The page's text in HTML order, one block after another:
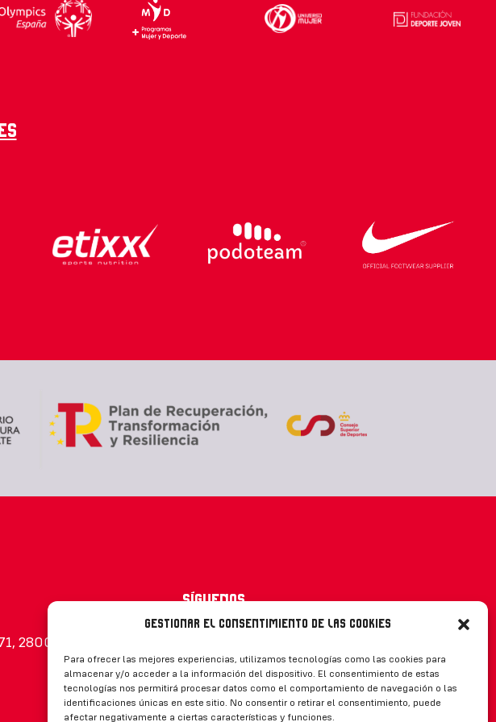
Gestionar el consentimiento de las cookies
Para ofrecer las mejores experiencias, utilizamos tecnologías como las cookies para
almacenar y/o acceder a la información del dispositivo. El consentimiento de estas
tecnologías nos permitirá procesar datos como el comportamiento de navegación o las
identificaciones únicas en este sitio. No consentir o retirar el consentimiento, puede
afectar negativamente a ciertas características y funciones.
28005, Madrid
Síguenos
CONTACTO